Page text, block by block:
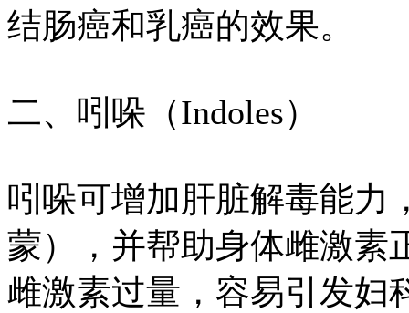
结肠癌和乳癌的效果。
二、吲哚（Indoles）
吲哚可增加肝脏解毒能力
蒙），并帮助身体雌激素
雌激素过量，容易引发妇